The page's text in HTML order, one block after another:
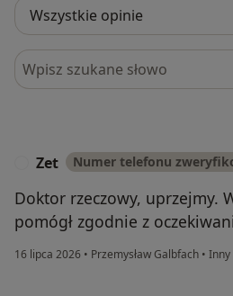
Szukaj w opiniach
Zet Numer telefonu
Doktor rzeczowy, uprzejmy.
pomógł zgodnie z
16 lipca 2026 • Przemysław Galbfach • Inny